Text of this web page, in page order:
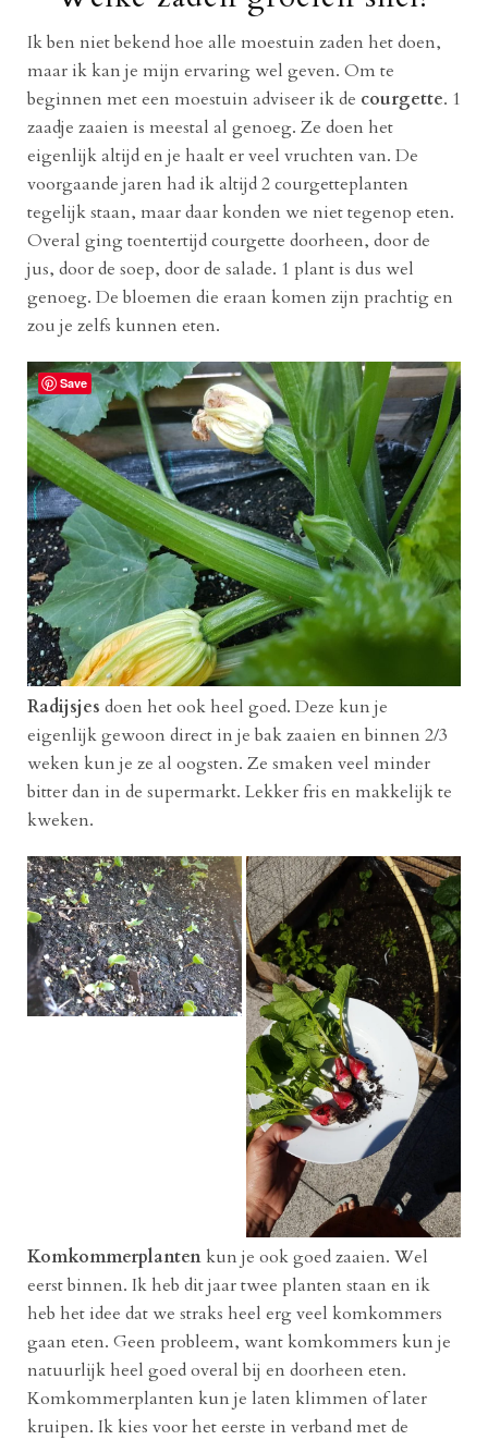
Ik ben niet bekend hoe alle moestuin zaden het doen,
maar ik kan je mijn ervaring wel geven. Om te
beginnen met een moestuin adviseer ik de courgette. 1
zaadje zaaien is meestal al genoeg. Ze doen het
eigenlijk altijd en je haalt er veel vruchten van. De
voorgaande jaren had ik altijd 2 courgetteplanten
tegelijk staan, maar daar konden we niet tegenop eten.
Overal ging toentertijd courgette doorheen, door de
jus, door de soep, door de salade. 1 plant is dus wel
genoeg. De bloemen die eraan komen zijn prachtig en
zou je zelfs kunnen eten.
Radijsjes doen het ook heel goed. Deze kun je
eigenlijk gewoon direct in je bak zaaien en binnen 2/3
weken kun je ze al oogsten. Ze smaken veel minder
bitter dan in de supermarkt. Lekker fris en makkelijk te
kweken.
Komkommerplantenkun je ook goed zaaien. Wel
eerst binnen. Ik heb dit jaar twee planten staan en ik
heb het idee dat we straks heel erg veel komkommers
gaan eten. Geen probleem, want komkommers kun je
natuurlijk heel goed overal bij en doorheen eten.
Komkommerplanten kun je laten klimmen of later
kruipen. Ik kies voor het eerste in verband met de
Save